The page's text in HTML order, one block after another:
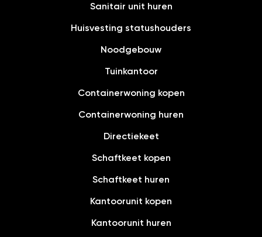
Sanitair unit huren
Huisvesting statushouders
Noodgebouw
Tuinkantoor
Containerwoning kopen
Containerwoning huren
Directiekeet
Schaftkeet kopen
Schaftkeet huren
Kantoorunit kopen
Kantoorunit huren